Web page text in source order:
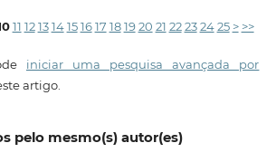
11 12 13 14 15 16 17 18 19 20 21 22 23 24 25 > >>
iniciar uma pesquisa avançada por
artigo.
pelo mesmo(s) autor(es)